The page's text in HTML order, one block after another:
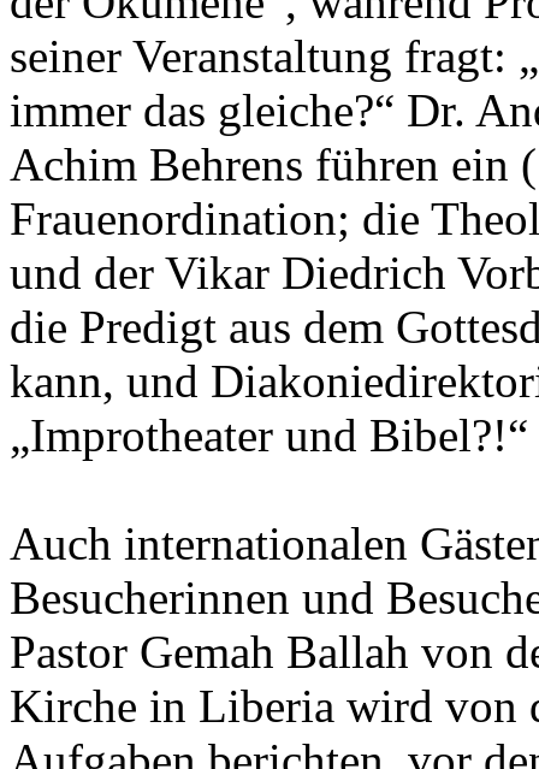
seiner Veranstaltung fragt:
immer das gleiche?“ Dr.
Achim Behrens führen ein
Frauenordination; die
und der Vikar Diedrich
die Predigt aus dem
kann, und
„Improtheater und Bibel?!“
Auch internationalen
Besucherinnen und
Pastor Gemah Ballah von
Kirche in Liberia wird von